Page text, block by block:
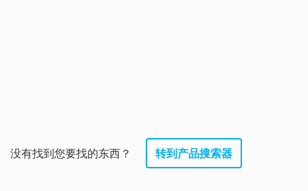
没有找到您要找的东西？ 转到产品搜索器